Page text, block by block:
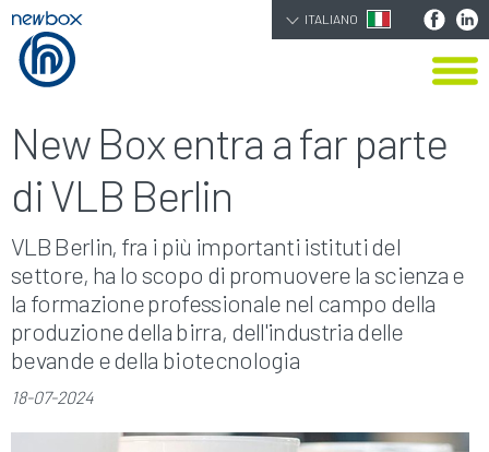
ITALIANO
New Box entra a far parte
di VLB Berlin
VLB Berlin, fra i più importanti istituti del
settore, ha lo scopo di promuovere la scienza e
la formazione professionale nel campo della
produzione della birra, dell'industria delle
bevande e della biotecnologia
18-07-2024